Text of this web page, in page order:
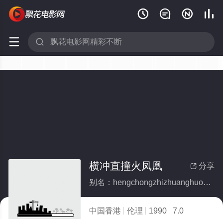
   
 
 分享
横冲直撞火凤凰
别名：hengchongzhizhuanghuofenghuang
中国香港 伦理 1990
7.0